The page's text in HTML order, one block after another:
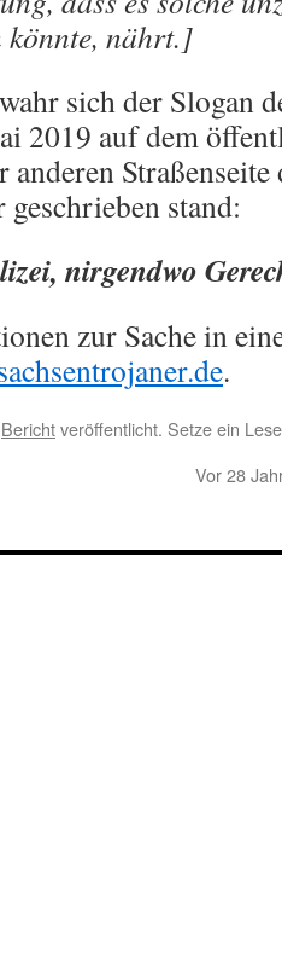
könnte, nährt.]
sich der Slogan
2019 auf dem
Straßenseite
stand:
nirgendwo
zur Sache in
.
Berichtveröffentlicht. Setze ein
Vor 28